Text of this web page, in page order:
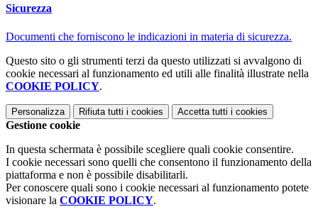
Sicurezza
Documenti che forniscono le indicazioni in materia di sicurezza.
Questo sito o gli strumenti terzi da questo utilizzati si avvalgono di
cookie necessari al funzionamento ed utili alle finalità illustrate nella
COOKIE POLICY.
Personalizza Rifiuta tutti i cookies Accetta tutti i cookies
Gestione cookie
In questa schermata è possibile scegliere quali cookie consentire.
I cookie necessari sono quelli che consentono il funzionamento della
piattaforma e non è possibile disabilitarli.
Per conoscere quali sono i cookie necessari al funzionamento potete
visionare la COOKIE POLICY.